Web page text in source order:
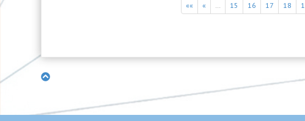
«« « … 15 16 17 18